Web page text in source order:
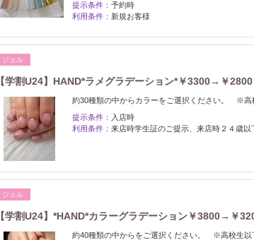
提示条件： 予約時
利用条件： 新規お客様
ジェル
【学割U24】HAND*ラメグラデーション*￥3300→￥2800
約30種類の中からカラーをご選択ください。 ※高
提示条件：
入店時
利用条件： 来店時学生証のご提示、来店時２４歳以
ジェル
【学割U24】*HAND*カラーグラデーション￥3800→￥
約40種類の中からをご選択ください。 ※高校生以